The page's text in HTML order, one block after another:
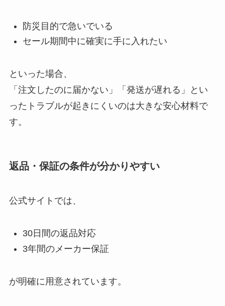
防災目的で急いでいる
セール期間中に確実に手に入れたい
といった場合、
「注文したのに届かない」「発送が遅れる」とい
ったトラブルが起きにくいのは大きな安心材料で
す。
返品・保証の条件が分かりやすい
公式サイトでは、
30日間の返品対応
3年間のメーカー保証
が明確に用意されています。